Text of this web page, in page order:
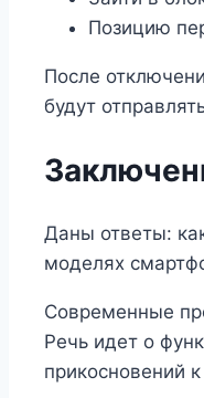
Позицию
После
будут
Даны ответы:
моделях
Современные
Речь идет о
прикосновений